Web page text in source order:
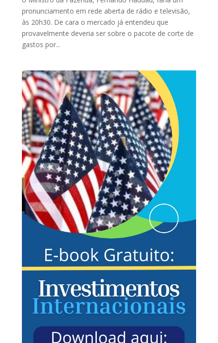
pronunciamento em rede aberta de rádio e televisão,
às 20h30. De cara o mercado já entendeu que
provavelmente deveria ser sobre o pacote de corte de
gastos por...